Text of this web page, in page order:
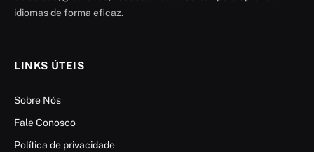
idiomas de forma eficaz.
LINKS ÚTEIS
Sobre Nós
Fale Conosco
Política de privacidade